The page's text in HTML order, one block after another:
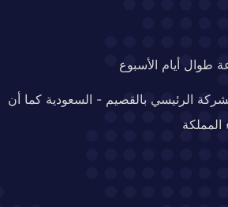
الرئيسي بالقصيم - السعودية كما أن
المملكة